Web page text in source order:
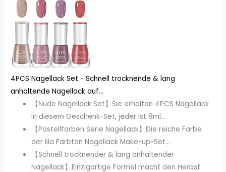
4PCS Nagellack Set - Schnell trocknende & lang
anhaltende Nagellack auf...
【Nude Nagellack Set】Sie erhalten 4PCS Nagellack
in diesem Geschenk-Set, jeder ist 8ml...
【Pastellfarben Serie Nagellack】Die reiche Farbe
der lila Farbton Nagellack Make-up-Set...
【Schnell trocknender & lang anhaltender
Nagellack】Einzigartige Formel macht den Herbst